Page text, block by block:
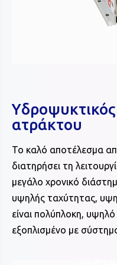
ατράκτου
Το καλό αποτέλεσμα
διατηρήσει τη
μεγάλο χρονικό
υψηλής ταχύτητας,
είναι πολύπλοκη, υψηλό
εξοπλισμένο με